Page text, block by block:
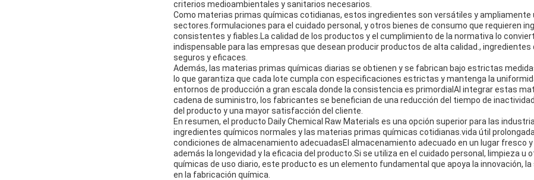
criterios medioambientales y sanitarios necesarios.
Como materias primas químicas cotidianas, estos ingredientes son versátiles y ampliamente
sectores.formulaciones para el cuidado personal, y otros bienes de consumo que requieren
consistentes y fiables.La calidad de los productos y el cumplimiento de la normativa lo
indispensable para las empresas que desean producir productos de alta calidad., ingredientes
seguros y eficaces.
Además, las materias primas químicas diarias se obtienen y se fabrican bajo estrictas
lo que garantiza que cada lote cumpla con especificaciones estrictas y mantenga la
entornos de producción a gran escala donde la consistencia es primordialAl integrar estas
cadena de suministro, los fabricantes se benefician de una reducción del tiempo de
del producto y una mayor satisfacción del cliente.
En resumen, el producto Daily Chemical Raw Materials es una opción superior para las
ingredientes químicos normales y las materias primas químicas cotidianas.vida útil
condiciones de almacenamiento adecuadasEl almacenamiento adecuado en un lugar fresco
además la longevidad y la eficacia del producto.Si se utiliza en el cuidado personal, limpieza u
químicas de uso diario, este producto es un elemento fundamental que apoya la innovación, la
en la fabricación química.